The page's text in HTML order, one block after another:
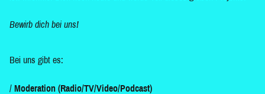
Bewirb dich bei uns!
Bei uns gibt es:
Moderation (Radio/TV/Video/Podcast)